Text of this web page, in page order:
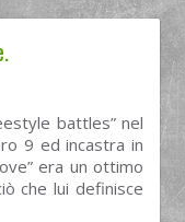
battles” nel
9 ed incastra in
era un ottimo
che lui definisce